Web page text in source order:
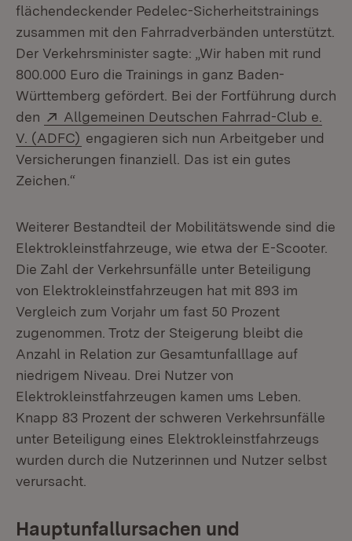
flächendeckender Pedelec-Sicherheitstrainings
zusammen mit den Fahrradverbänden unterstützt.
Der Verkehrsminister sagte: „Wir haben mit rund
800.000 Euro die Trainings in ganz Baden-
Württemberg gefördert. Bei der Fortführung durch
den
Extern:
Allgemeinen Deutschen Fahrrad-Club e.
V. (ADFC) (Öffnet in neuem Fenster)
engagieren sich nun Arbeitgeber und
Versicherungen finanziell. Das ist ein gutes
Zeichen.“
Weiterer Bestandteil der Mobilitätswende sind die
Elektrokleinstfahrzeuge, wie etwa der E-Scooter.
Die Zahl der Verkehrsunfälle unter Beteiligung
von Elektrokleinstfahrzeugen hat mit 893 im
Vergleich zum Vorjahr um fast 50 Prozent
zugenommen. Trotz der Steigerung bleibt die
Anzahl in Relation zur Gesamtunfalllage auf
niedrigem Niveau. Drei Nutzer von
Elektrokleinstfahrzeugen kamen ums Leben.
Knapp 83 Prozent der schweren Verkehrsunfälle
unter Beteiligung eines Elektrokleinstfahrzeugs
wurden durch die Nutzerinnen und Nutzer selbst
verursacht.
Hauptunfallursachen und